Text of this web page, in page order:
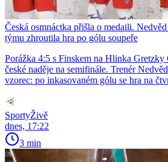
Česká osmnáctka přišla o medaili.
týmu zhroutila hra po gólu soupeře
Porážka 4:5 s Finskem na Hlinka Gretzky
české naděje na semifinále. Trenér
vzorec: po inkasovaném gólu se hra na
SportyŽivě
dnes, 17:22
3 min